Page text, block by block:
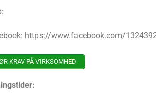
https://www.facebook.com/
KRAV PÅ VIRKSOMHED